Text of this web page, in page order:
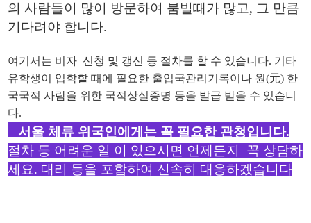
의 사람들이 많이 방문하여 붐빌때가 많고, 그 만큼
기다려야 합니다.
여기서는 비자 신청 및 갱신 등 절차를 할 수 있습니다. 기타
유학생이 입학할 때에 필요한 출입국관리기록이나 원(元) 한
국국적 사람을 위한 국적상실증명 등을 발급 받을 수 있습니
다.
서울 체류 위국인에게는 꼭 필요한 관청입니다.
절차 등 어려운 일 이 있으시면 언제든지 꼭 상담하
세요. 대리 등을 포함하여 신속히 대응하겠습니다